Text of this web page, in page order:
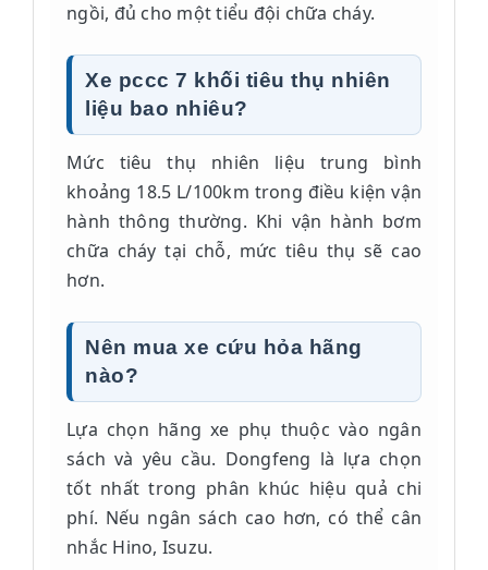
ngồi, đủ cho một tiểu đội chữa cháy.
Xe pccc 7 khối tiêu thụ nhiên
liệu bao nhiêu?
Mức tiêu thụ nhiên liệu trung bình
khoảng 18.5 L/100km trong điều kiện vận
hành thông thường. Khi vận hành bơm
chữa cháy tại chỗ, mức tiêu thụ sẽ cao
hơn.
Nên mua xe cứu hỏa hãng
nào?
Lựa chọn hãng xe phụ thuộc vào ngân
sách và yêu cầu. Dongfeng là lựa chọn
tốt nhất trong phân khúc hiệu quả chi
phí. Nếu ngân sách cao hơn, có thể cân
nhắc Hino, Isuzu.